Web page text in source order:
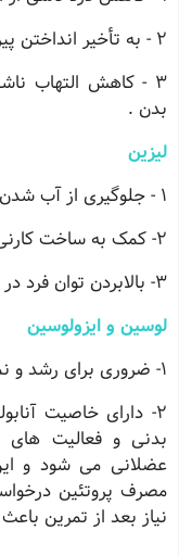
2 - به تأخیر انداختن پیری
بدن .
لیزین
1 - جلوگیری از آب شدن عضلات
2- کمک به ساخت کارنی تین البته به کمک ویتامین
3- بالابردن توان فرد در ورزش های استقامتی .
لوسین و ایزولوسین
1- ضروری برای رشد و نمو عضلات بدن
2- دارای خاصیت
بدنی و فعالیت های
عضلانی می شود و
مصرف پروتئین
نیاز بعد از تمرین